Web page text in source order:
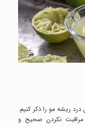
ریشه مو را ذکر کنیم.
مراقبت نکردن صحیح و